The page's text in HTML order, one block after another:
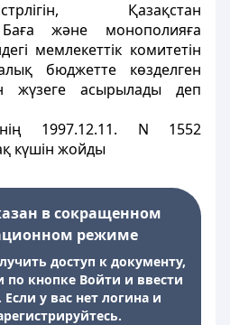
Қазақстан
және монополияға
мемлекеттiк комитетiн
бюджетте көзделген
жүзеге асырылады деп
1997.12.11. N 1552
күшiн жойды
в сокращенном
режиме
доступ к документу,
по кнопке Войти и ввести
у вас нет логина и